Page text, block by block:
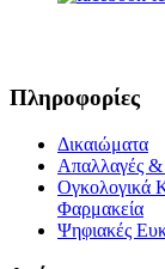
Πληροφορίες
Δικαιώματα
Απαλλαγές
Ογκολογικά
Φαρμακεία
Ψηφιακές